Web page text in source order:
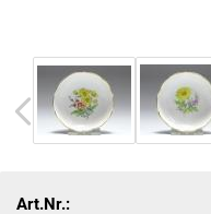
Art.Nr.: